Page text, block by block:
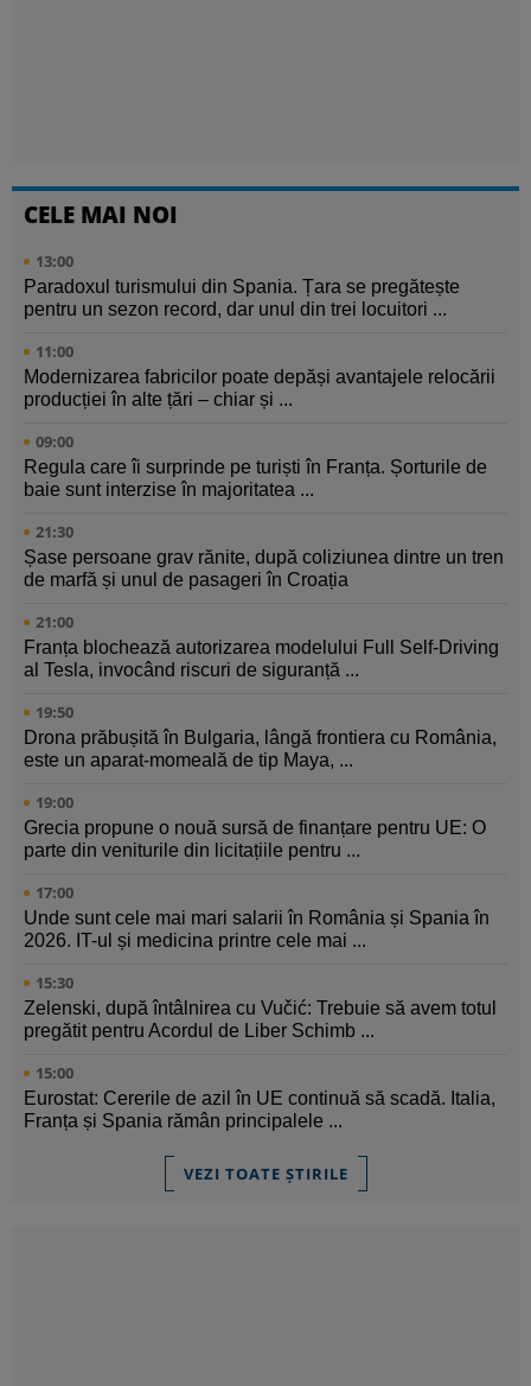
CELE MAI NOI
13:00
Paradoxul turismului din Spania. Țara se pregătește
pentru un sezon record, dar unul din trei locuitori ...
11:00
Modernizarea fabricilor poate depăși avantajele relocării
producției în alte țări – chiar și ...
09:00
Regula care îi surprinde pe turiști în Franța. Șorturile de
baie sunt interzise în majoritatea ...
21:30
Șase persoane grav rănite, după coliziunea dintre un tren
de marfă și unul de pasageri în Croația
21:00
Franța blochează autorizarea modelului Full Self-Driving
al Tesla, invocând riscuri de siguranță ...
19:50
Drona prăbușită în Bulgaria, lângă frontiera cu România,
este un aparat-momeală de tip Maya, ...
19:00
Grecia propune o nouă sursă de finanțare pentru UE: O
parte din veniturile din licitațiile pentru ...
17:00
Unde sunt cele mai mari salarii în România și Spania în
2026. IT-ul și medicina printre cele mai ...
15:30
Zelenski, după întâlnirea cu Vučić: Trebuie să avem totul
pregătit pentru Acordul de Liber Schimb ...
15:00
Eurostat: Cererile de azil în UE continuă să scadă. Italia,
Franța și Spania rămân principalele ...
VEZI TOATE ȘTIRILE